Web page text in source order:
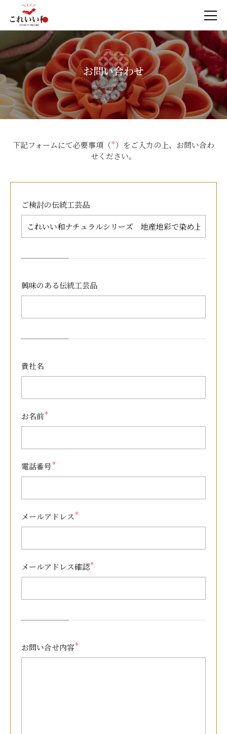
お問い合わせ
下記フォームにて必要事項（＊）をご入力の上、お問い合わ
せください。
ご検討の伝統工芸品
興味のある伝統工芸品
貴社名
お名前＊
電話番号＊
メールアドレス ＊
メールアドレス確認＊
お問い合せ内容＊